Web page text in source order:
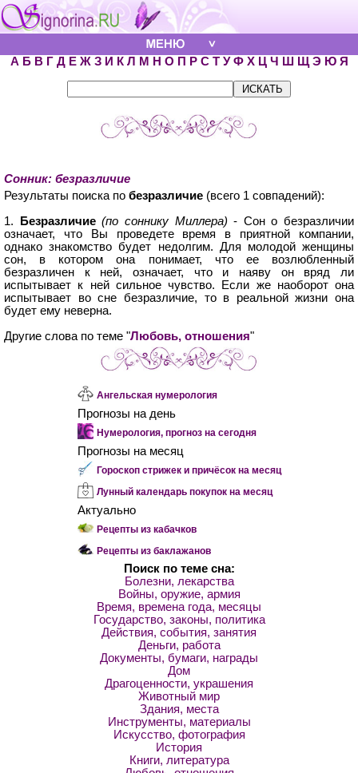
А Б В Г Д Е Ж З И К Л М Н О П Р С Т У Ф Х Ц Ч Ш Щ Э Ю Я
Сонник: безразличие
Результаты поиска по безразличие (всего 1 совпадений):
1.
Безразличие(по соннику Миллера) - Сон о безразличии
означает, что Вы проведете время в приятной компании,
однако знакомство будет недолгим. Для молодой женщины
сон, в котором она понимает, что ее возлюбленный
безразличен к ней, означает, что и наяву он вряд ли
испытывает к ней сильное чувство. Если же наоборот она
испытывает во сне безразличие, то в реальной жизни она
будет ему неверна.
Другие слова по теме "Любовь, отношения"
Ангельская нумерология
Прогнозы на день
Нумерология, прогноз на сегодня
Прогнозы на месяц
Гороскоп стрижек и причёсок на месяц
Лунный календарь покупок на месяц
Актуально
Рецепты из кабачков
Рецепты из баклажанов
Поиск по теме сна:
Болезни, лекарства
Войны, оружие, армия
Время, времена года, месяцы
Государство, законы, политика
Действия, события, занятия
Деньги, работа
Документы, бумаги, награды
Дом
Драгоценности, украшения
Животный мир
Здания, места
Инструменты, материалы
Искусство, фотография
История
Книги, литература